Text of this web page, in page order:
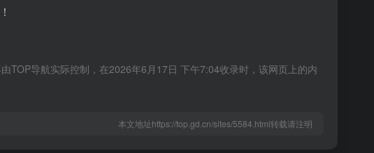
TOP导航实际控制，在2026年6月17日 下午7:04收录时，该网页上的内
本文地址https://top.gd.cn/sites/5584.html转载请注明